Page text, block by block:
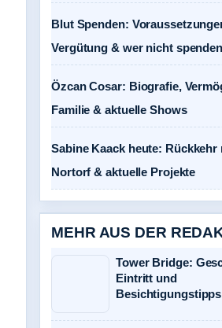
Blut Spenden:
Vergütung & wer nicht
Özcan Cosar: Biografie,
Familie & aktuelle Shows
Sabine Kaack heute: Rückkehr
Nortorf & aktuelle Projekte
MEHR AUS DER
Tower Bridge:
Eintritt und
Besichtigungstipps